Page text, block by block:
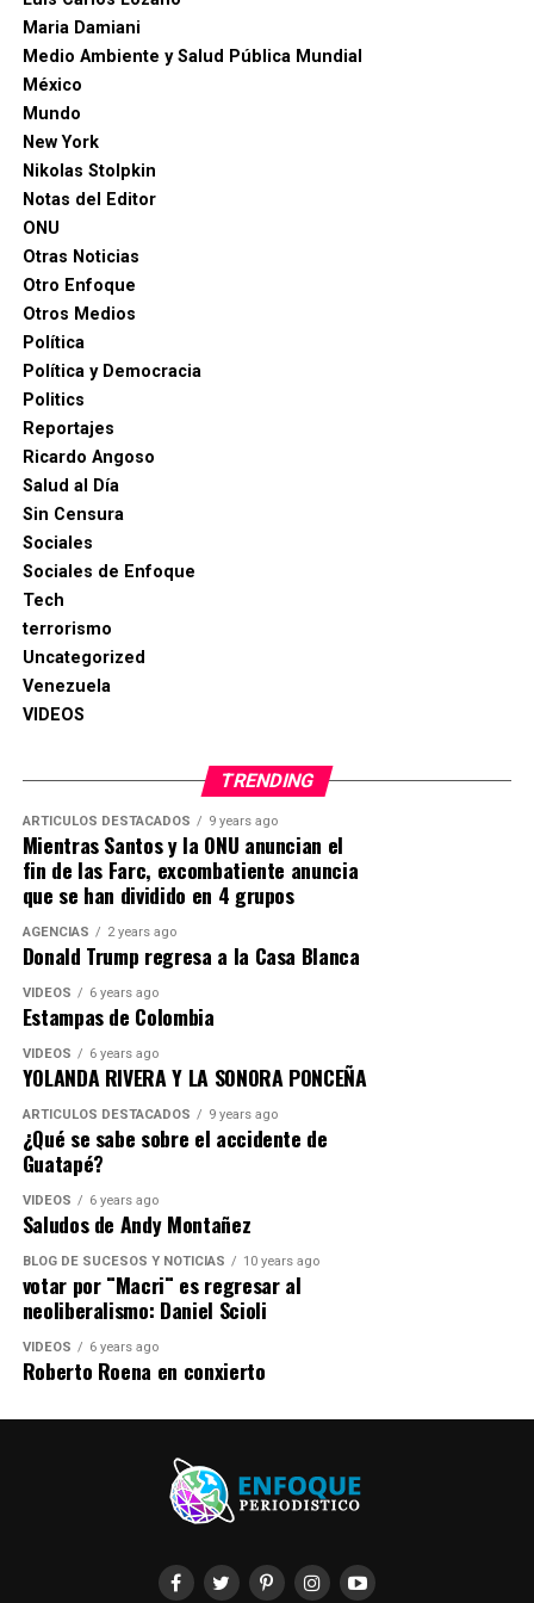
Maria Damiani
Medio Ambiente y Salud Pública Mundial
México
Mundo
New York
Nikolas Stolpkin
Notas del Editor
ONU
Otras Noticias
Otro Enfoque
Otros Medios
Política
Política y Democracia
Politics
Reportajes
Ricardo Angoso
Salud al Día
Sin Censura
Sociales
Sociales de Enfoque
Tech
terrorismo
Uncategorized
Venezuela
VIDEOS
TRENDING
ARTICULOS DESTACADOS 9 years ago
Mientras Santos y la ONU anuncian el
fin de las Farc, excombatiente anuncia
que se han dividido en 4 grupos
AGENCIAS 2 years ago
Donald Trump regresa a la Casa Blanca
VIDEOS 6 years ago
Estampas de Colombia
VIDEOS 6 years ago
YOLANDA RIVERA Y LA SONORA PONCEÑA
ARTICULOS DESTACADOS 9 years ago
¿Qué se sabe sobre el accidente de
Guatapé?
VIDEOS 6 years ago
Saludos de Andy Montañez
BLOG DE SUCESOS Y NOTICIAS 10 years ago
votar por ¨Macri¨ es regresar al
neoliberalismo: Daniel Scioli
VIDEOS 6 years ago
Roberto Roena en conxierto